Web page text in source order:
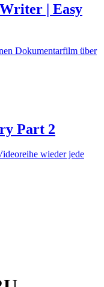
| Easy
Dokumentarfilm über
Part 2
wieder jede